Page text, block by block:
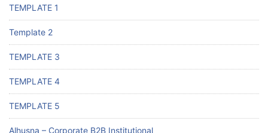
TEMPLATE 1
Template 2
TEMPLATE 3
TEMPLATE 4
TEMPLATE 5
Alhusna – Corporate B2B Institutional